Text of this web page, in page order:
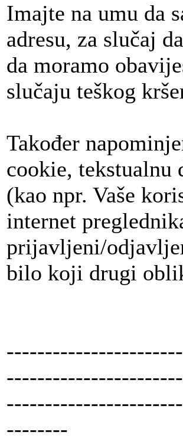
Imajte na umu da
adresu, za slučaj
da moramo
slučaju teškog
Također
cookie, tekstualnu
(kao npr. Vaše
internet
prijavljeni/
bilo koji drugi
--------